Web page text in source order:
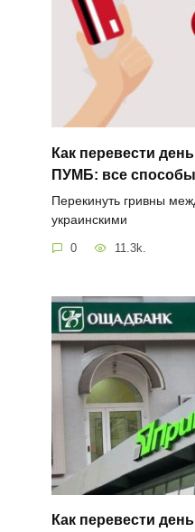
Как перевести
ПУМБ: все способы
Перекинуть гривны
украинскими
0 11.3k.
Как перевести